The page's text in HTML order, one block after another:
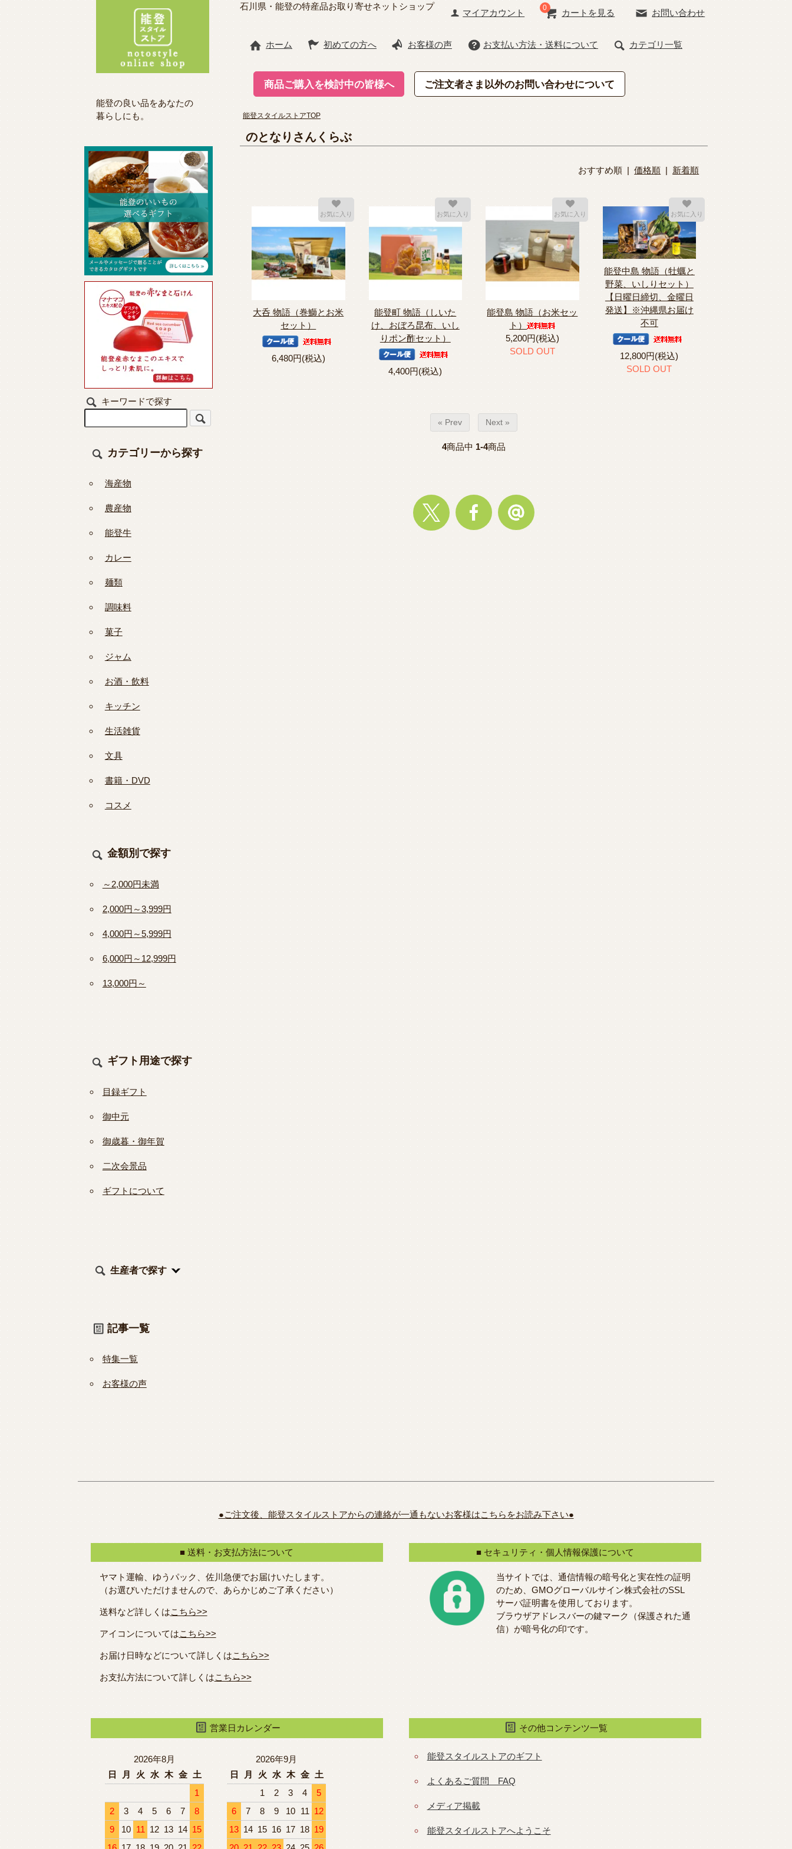
石川県・能登の特産品お取り寄せネットショップ
マイアカウント カートを見る
0
お問い合わせ
ホーム 初めての方へ お客様の声 お支払い方法・送料について カテゴリ一覧
商品ご購入を検討中の皆様へ ご注文者さま以外のお問い合わせについて
能登スタイルストアTOP
のとなりさんくらぶ
おすすめ順 |価格順 | 新着順
大呑 物語（巻鰤とお米
セット）
6,480円(税込)
お気に入り
能登町 物語（しいた
け、おぼろ昆布、いし
りポン酢セット）
4,400円(税込)
お気に入り
能登島 物語（お米セッ
ト）
5,200円(税込)
SOLD OUT
お気に入り
能登中島 物語（牡蠣と
野菜、いしりセット）
【日曜日締切、金曜日
発送】※沖縄県お届け
不可
12,800円(税込)
SOLD OUT
お気に入り
« Prev Next »
4商品中 1-4商品
能登の良い品をあなたの
暮らしにも。
キーワードで探す
カテゴリーから探す
海産物
農産物
能登牛
カレー
麺類
調味料
菓子
ジャム
お酒・飲料
キッチン
生活雑貨
文具
書籍・DVD
コスメ
金額別で探す
～2,000円未満
2,000円～3,999円
4,000円～5,999円
6,000円～12,999円
13,000円～
ギフト用途で探す
目録ギフト
御中元
御歳暮・御年賀
二次会景品
ギフトについて
生産者で探す
記事一覧
特集一覧
お客様の声
●ご注文後、能登スタイルストアからの連絡が一通もないお客様はこちらをお読み下さい●
■ 送料・お支払方法について
ヤマト運輸、ゆうパック、佐川急便でお届けいたします。
（お選びいただけませんので、あらかじめご了承ください）
送料など詳しくはこちら>>
アイコンについてはこちら>>
お届け日時などについて詳しくはこちら>>
お支払方法について詳しくはこちら>>
■ セキュリティ・個人情報保護について
当サイトでは、通信情報の暗号化と実在性の証明
のため、GMOグローバルサイン株式会社のSSL
サーバ証明書を使用しております。
ブラウザアドレスバーの鍵マーク（保護された通
信）が暗号化の印です。
営業日カレンダー
2026年8月
日
月 火 水 木 金
土
1
2
3 4 5 6 7
8
9
10 11 12 13 14 15
2026年9月
日
月 火 水 木 金
土
1
2 3 4
5
6
7 8 9 10 11 12
13 14 15 16 17 18 19
その他コンテンツ一覧
能登スタイルストアのギフト
よくあるご質問 FAQ
メディア掲載
能登スタイルストアへようこそ